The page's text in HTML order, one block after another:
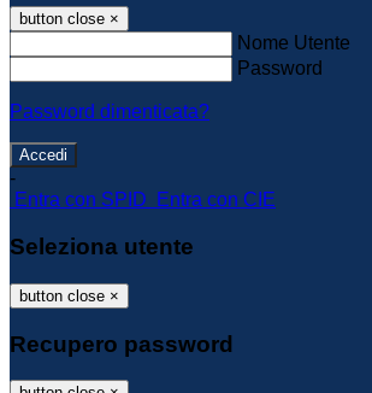
button close ×
Nome Utente
Password
Password dimenticata?
-
Entra con SPID
Entra con CIE
Seleziona utente
button close ×
Recupero password